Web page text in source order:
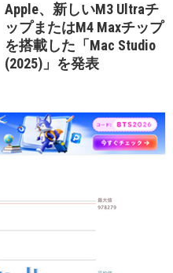
Apple、新しいM3 Ultraチ
ップまたはM4 Maxチップ
を搭載した「Mac Studio
(2025)」を発表